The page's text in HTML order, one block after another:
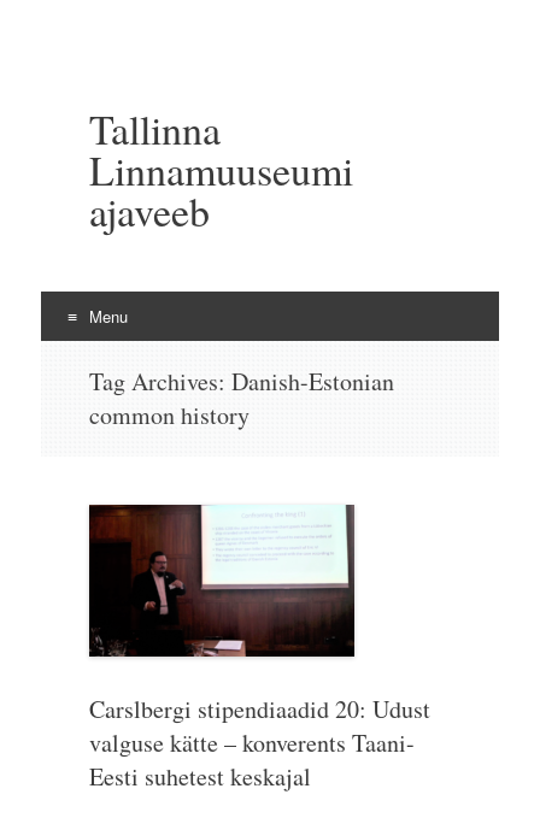
Tallinna
Linnamuuseumi
ajaveeb
Menu
Tag Archives: Danish-Estonian
common history
Carslbergi stipendiaadid 20: Udust
valguse kätte – konverents Taani-
Eesti suhetest keskajal